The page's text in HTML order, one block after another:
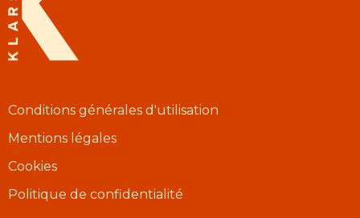
Conditions générales d'utilisation
Mentions légales
Cookies
Politique de confidentialité